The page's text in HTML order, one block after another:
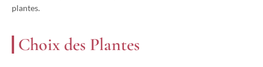
plantes.
Choix des Plantes